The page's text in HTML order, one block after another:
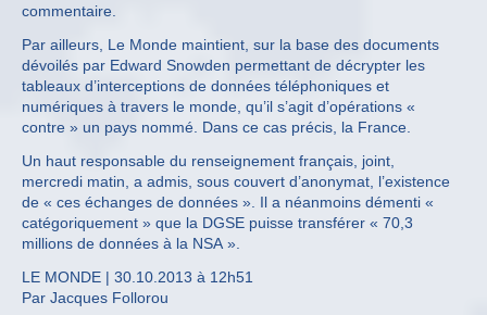
commentaire.
Par ailleurs, Le Monde maintient, sur la base des documents
dévoilés par Edward Snowden permettant de décrypter les
tableaux d’interceptions de données téléphoniques et
numériques à travers le monde, qu’il s’agit d’opérations «
contre » un pays nommé. Dans ce cas précis, la France.
Un haut responsable du renseignement français, joint,
mercredi matin, a admis, sous couvert d’anonymat, l’existence
de « ces échanges de données ». Il a néanmoins démenti «
catégoriquement » que la DGSE puisse transférer « 70,3
millions de données à la NSA ».
LE MONDE | 30.10.2013 à 12h51
Par Jacques Follorou